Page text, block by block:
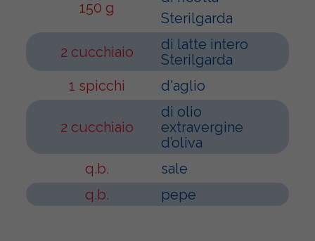
150 g
Sterilgarda
2 cucchiaio
di latte intero
Sterilgarda
1 spicchi
d'aglio
2 cucchiaio
di olio
extravergine
d’oliva
q.b.
sale
q.b.
pepe